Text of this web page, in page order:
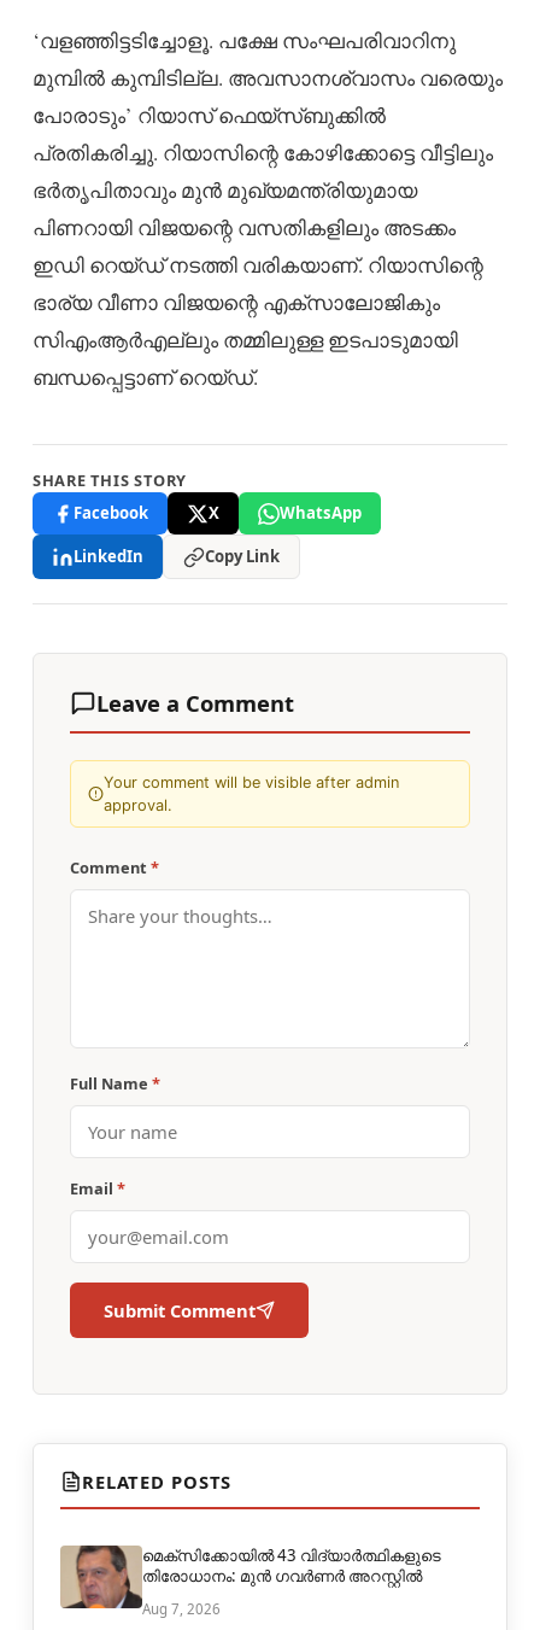
‘വളഞ്ഞിട്ടടിച്ചോളൂ. പക്ഷേ സംഘപരിവാറിനു
മുമ്പിൽ കുമ്പിടില്ല. അവസാനശ്വാസം വരെയും
പോരാടും’ റിയാസ് ഫെയ്‌സ്ബുക്കിൽ
പ്രതികരിച്ചു. റിയാസിന്റെ കോഴിക്കോട്ടെ വീട്ടിലും
ഭർതൃപിതാവും മുൻ മുഖ്യമന്ത്രിയുമായ
പിണറായി വിജയന്റെ വസതികളിലും അടക്കം
ഇഡി റെയ്ഡ് നടത്തി വരികയാണ്. റിയാസിന്റെ
ഭാര്യ വീണാ വിജയന്റെ എക്‌സാലോജികും
സിഎംആർഎല്ലും തമ്മിലുള്ള ഇടപാടുമായി
ബന്ധപ്പെട്ടാണ് റെയ്ഡ്.
SHARE THIS STORY
Facebook
X
WhatsApp
LinkedIn
Copy Link
Leave a Comment
Your comment will be visible after admin
approval.
Comment *
Full Name *
Email *
Submit Comment
RELATED POSTS
മെക്‌സിക്കോയിൽ 43 വിദ്യാർത്ഥികളുടെ
തിരോധാനം: മുൻ ഗവർണർ അറസ്റ്റിൽ
Aug 7, 2026